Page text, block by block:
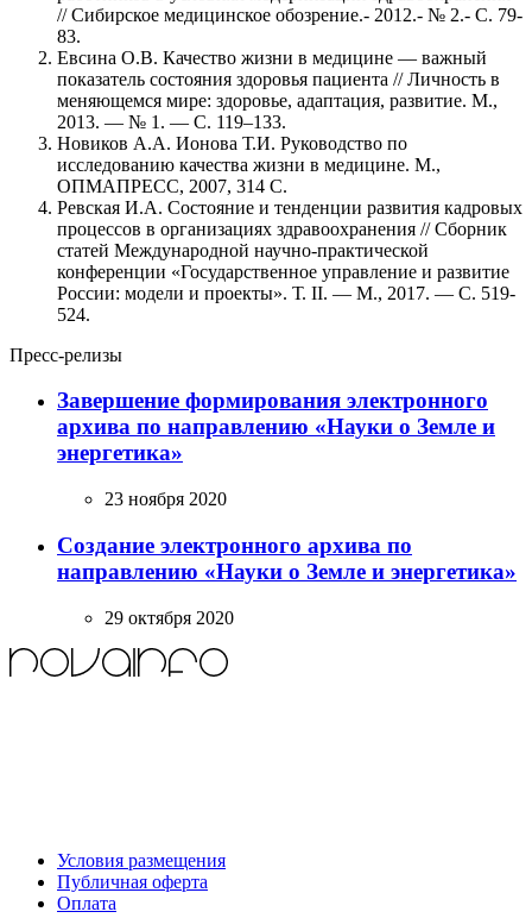
// Сибирское медицинское обозрение.- 2012.- № 2.- С. 79-
83.
Евсина О.В. Качество жизни в медицине — важный
показатель состояния здоровья пациента // Личность в
меняющемся мире: здоровье, адаптация, развитие. М.,
2013. — № 1. — С. 119–133.
Новиков А.А. Ионова Т.И. Руководство по
исследованию качества жизни в медицине. М.,
ОПМАПРЕСС, 2007, 314 С.
Ревская И.А. Состояние и тенденции развития кадровых
процессов в организациях здравоохранения // Сборник
статей Международной научно-практической
конференции «Государственное управление и развитие
России: модели и проекты». Т. II. — М., 2017. — С. 519-
524.
Пресс-релизы
Завершение формирования электронного
архива по направлению «Науки о Земле и
энергетика»
23 ноября 2020
Создание электронного архива по
направлению «Науки о Земле и энергетика»
29 октября 2020
Условия размещения
Публичная оферта
Оплата